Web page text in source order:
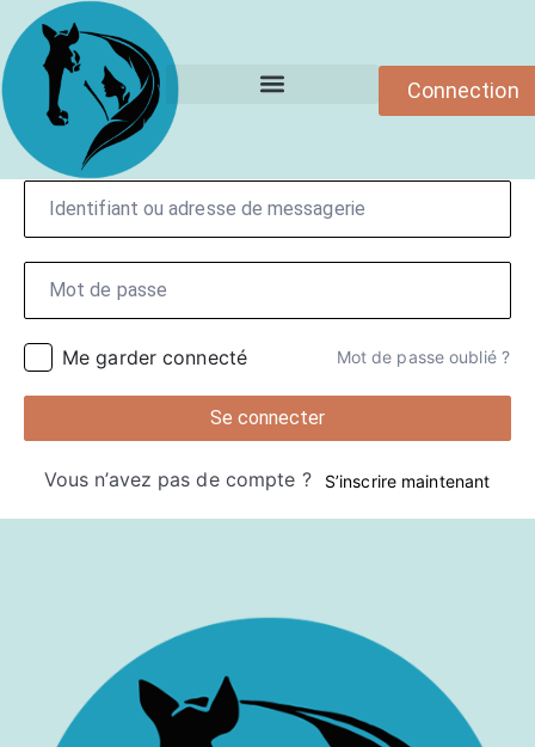
Connection
Bonjour!
Me garder connecté Mot de passe oublié ?
Se connecter
Vous n’avez pas de compte ? S’inscrire maintenant